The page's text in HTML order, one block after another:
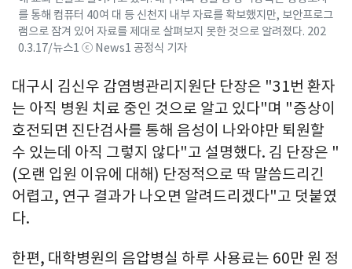
를 통해 컴퓨터 40여 대 등 신천지 내부 자료를 확보했지만, 보안프로그
램으로 잠겨 있어 자료를 제대로 살펴보지 못한 것으로 알려졌다. 202
0.3.17/뉴스1 ⓒ News1 공정식 기자
대구시 김신우 감염병관리지원단 단장은 "31번 환자
는 아직 병원 치료 중인 것으로 알고 있다"며 "증상이
호전되면 진단검사를 통해 음성이 나와야만 퇴원할
수 있는데 아직 그렇지 않다"고 설명했다. 김 단장은 "
(오랜 입원 이유에 대해) 단정적으로 딱 말씀드리긴
어렵고, 연구 결과가 나오면 알려드리겠다"고 덧붙였
다.
한편, 대학병원의 음압병실 하루 사용료는 60만 원 정